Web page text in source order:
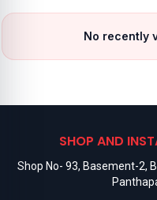
No recently
SHOP AND
Shop No- 93, Basement-2,